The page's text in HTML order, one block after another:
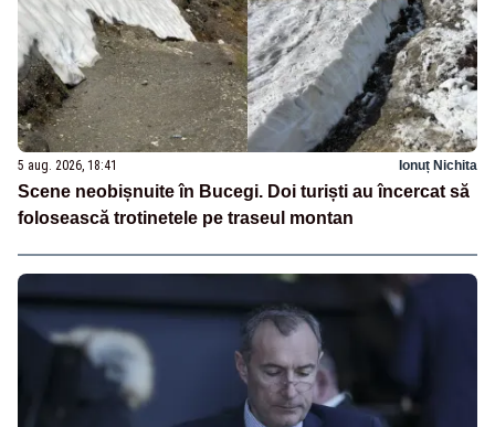
5 aug. 2026, 18:41 Ionuț Nichita
Scene neobișnuite în Bucegi. Doi turiști au încercat să
folosească trotinetele pe traseul montan